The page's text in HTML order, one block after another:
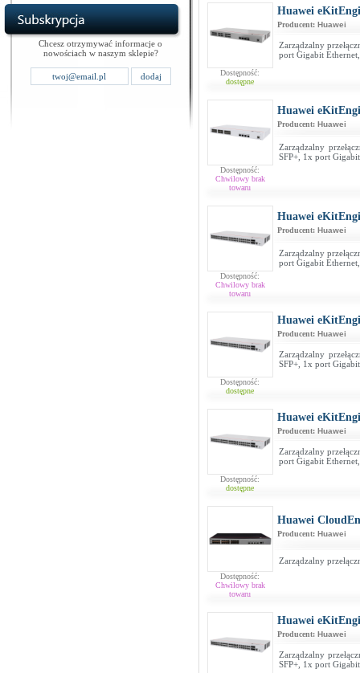
Chcesz otrzymywać informacje o
nowościach w naszym sklepie?
Dostępność:
dostępne
Huawei
Producent: Huawei
Zarządzalny
port Gigabit
Dostępność:
Chwilowy brak
towaru
Huawei
Producent: Huawei
Zarządzalny
SFP+, 1x port
Dostępność:
Chwilowy brak
towaru
Huawei
Producent: Huawei
Zarządzalny
port Gigabit
Dostępność:
dostępne
Huawei
Producent: Huawei
Zarządzalny
SFP+, 1x port
Dostępność:
dostępne
Huawei
Producent: Huawei
Zarządzalny
port Gigabit
Dostępność:
Chwilowy brak
towaru
Huawei
Producent: Huawei
Zarządzalny
Huawei
Producent: Huawei
Zarządzalny
SFP+, 1x port